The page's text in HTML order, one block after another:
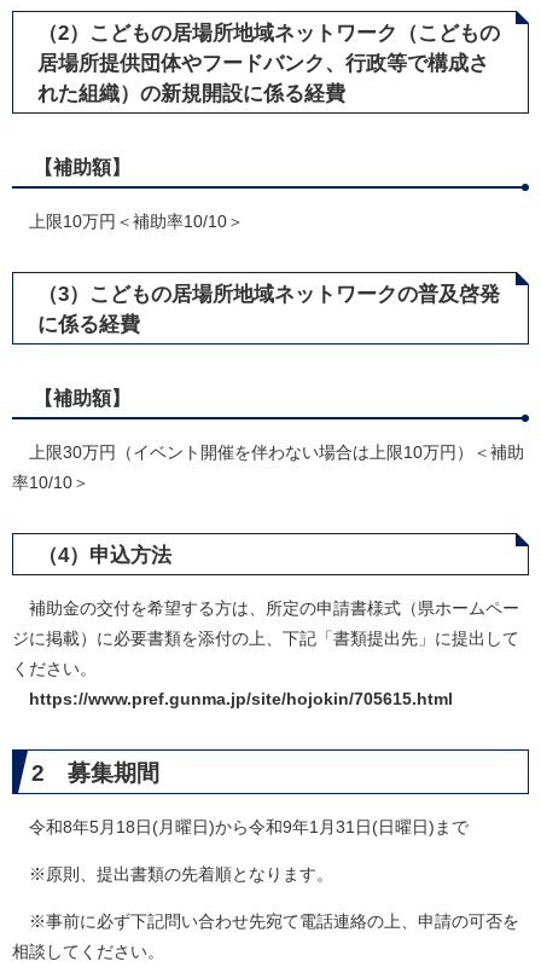
（2）こどもの居場所地域ネットワーク（こどもの
居場所提供団体やフードバンク、行政等で構成さ
れた組織）の新規開設に係る経費
【補助額】
上限10万円＜補助率10/10＞
​（3）こどもの居場所地域ネットワークの普及啓発
に係る経費
【補助額】
上限30万円（イベント開催を伴わない場合は上限10万円）＜補助
率10/10＞
（4）申込方法
補助金の交付を希望する方は、所定の申請書様式（県ホームペー
ジに掲載）に必要書類を添付の上、下記「書類提出先」に提出して
ください。
https://www.pref.gunma.jp/site/hojokin/705615.html
2 募集期間
令和8年5月18日(月曜日)から令和9年1月31日(日曜日)まで
※原則、提出書類の先着順となります。
※事前に必ず下記問い合わせ先宛て電話連絡の上、申請の可否を
相談してください。